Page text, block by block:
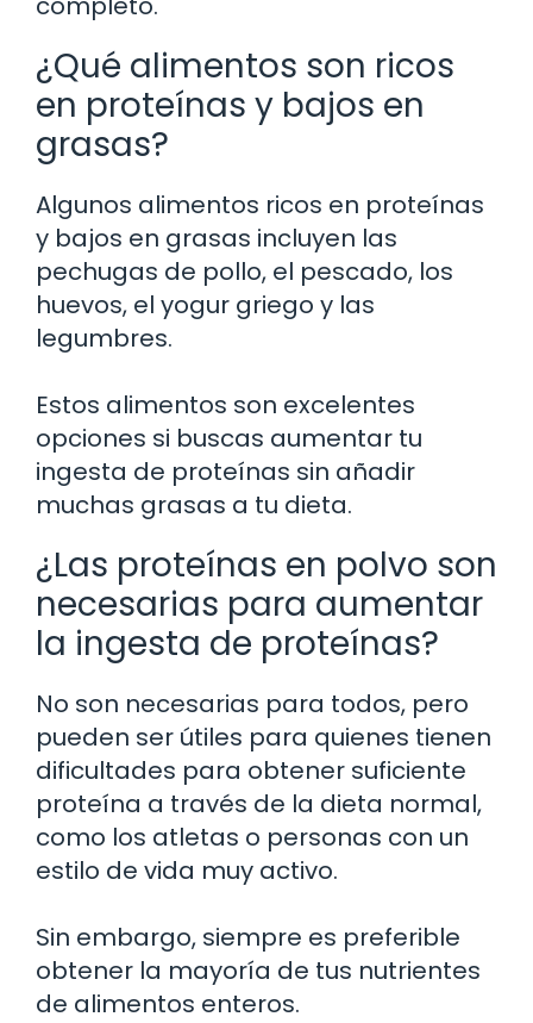
¿Qué alimentos son ricos
en proteínas y bajos en
grasas?
Algunos alimentos ricos en proteínas
y bajos en grasas incluyen las
pechugas de pollo, el pescado, los
huevos, el yogur griego y las
legumbres.
Estos alimentos son excelentes
opciones si buscas aumentar tu
ingesta de proteínas sin añadir
muchas grasas a tu dieta.
¿Las proteínas en polvo son
necesarias para aumentar
la ingesta de proteínas?
No son necesarias para todos, pero
pueden ser útiles para quienes tienen
dificultades para obtener suficiente
proteína a través de la dieta normal,
como los atletas o personas con un
estilo de vida muy activo.
Sin embargo, siempre es preferible
obtener la mayoría de tus nutrientes
de alimentos enteros.